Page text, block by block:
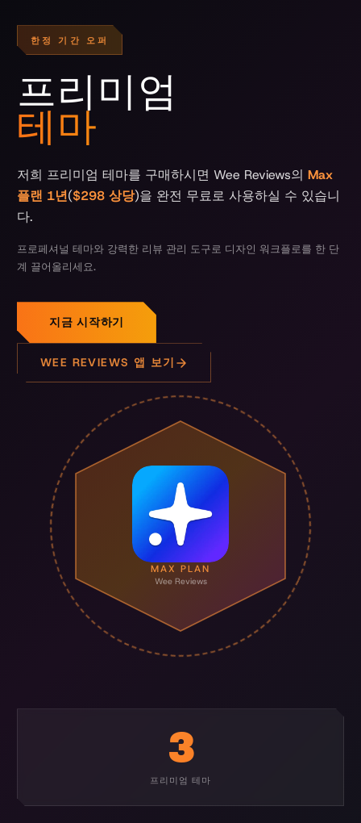
한정 기간 오퍼
프리미엄
테마
저희 프리미엄 테마를 구매하시면 Wee Reviews의 Max
플랜 1년($298 상당)을 완전 무료로 사용하실 수 있습니
다.
프로페셔널 테마와 강력한 리뷰 관리 도구로 디자인 워크플로를 한 단
계 끌어올리세요.
지금 시작하기
WEE REVIEWS 앱 보기
MAX PLAN
Wee Reviews
3
프리미엄 테마